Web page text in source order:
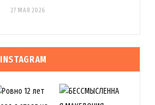
27 МАЯ 2026
INSTAGRAM